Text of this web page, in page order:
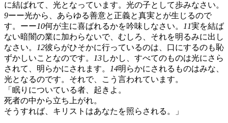
に結ばれて、光となっています。光の子として歩みなさい。
9ーー光から、あらゆる善意と正義と真実とが生じるので
す。ーー10何が主に喜ばれるかを吟味しなさい。 11実を結ば
ない暗闇の業に加わらないで、むしろ、それを明るみに出し
なさい。 12彼らがひそかに行っているのは、口にするのも恥
ずかしいことなのです。 13しかし、すべてのものは光にさら
されて、明らかにされます。 14明らかにされるものはみな、
光となるのです。それで、こう言われています。
「眠りについている者、起きよ。
死者の中から立ち上がれ。
そうすれば、キリストはあなたを照らされる。」